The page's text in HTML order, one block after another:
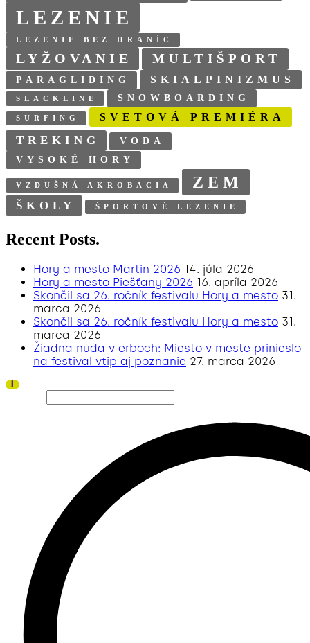
LEZENIE
LEZENIE BEZ HRANÍC
LYŽOVANIE MULTIŠPORT
PARAGLIDING SKIALPINIZMUS
SLACKLINE SNOWBOARDING
SURFING SVETOVÁ PREMIÉRA
TREKING
VODA
VYSOKÉ HORY
VZDUŠNÁ AKROBACIA ZEM
ŠKOLY ŠPORTOVÉ LEZENIE
Recent Posts.
Hory a mesto Martin 2026 14. júla 2026
Hory a mesto Piešťany 2026 16. apríla 2026
Skončil sa 26. ročník festivalu Hory a mesto 31.
marca 2026
Skončil sa 26. ročník festivalu Hory a mesto 31.
marca 2026
Žiadna nuda v erboch: Miesto v meste prinieslo
na festival vtip aj poznanie 27. marca 2026
i